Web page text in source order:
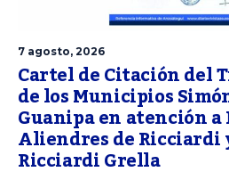
7 agosto, 2026
Cartel de Citación del
de los Municipios
Guanipa en atención
Aliendres de Ricciardi
Ricciardi Grella